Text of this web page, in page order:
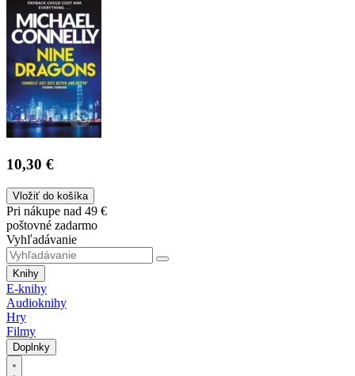
10,30 €
Vložiť do košíka
Pri nákupe nad 49 €
poštovné zadarmo
Vyhľadávanie
Knihy
E-knihy
Audioknihy
Hry
Filmy
Doplnky